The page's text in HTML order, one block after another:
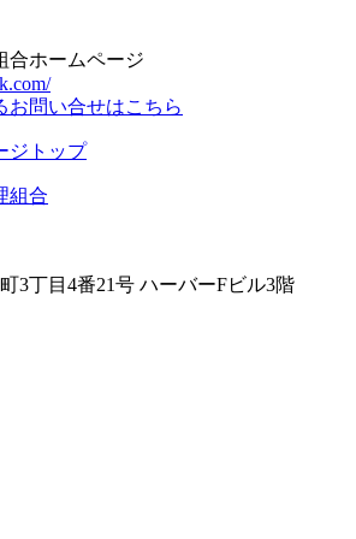
合ホームページ
お問い合せはこちら
3丁目4番21号 ハーバーFビル3階